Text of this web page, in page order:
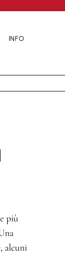
INFO
più
alcuni